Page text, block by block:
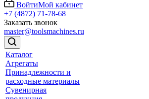
ВойтиМой кабинет
+7 (4872) 71-78-68
Заказать звонок
master@toolsmachines.ru
Каталог
Агрегаты
Принадлежности и
расходные материалы
Сувенирная